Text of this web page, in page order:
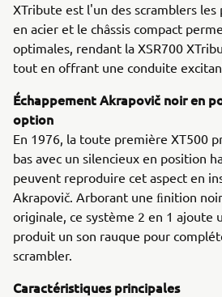
XTribute est l'un des scramblers les
en acier et le châssis compact
optimales, rendant la XSR700
tout en offrant une conduite
Échappement Akrapovič noir en
option
En 1976, la toute première XT500
bas avec un silencieux en position
peuvent reproduire cet aspect en
Akrapovič. Arborant une ﬁnition
originale, ce système 2 en 1 ajoute
produit un son rauque pour
scrambler.
Caractéristiques principales